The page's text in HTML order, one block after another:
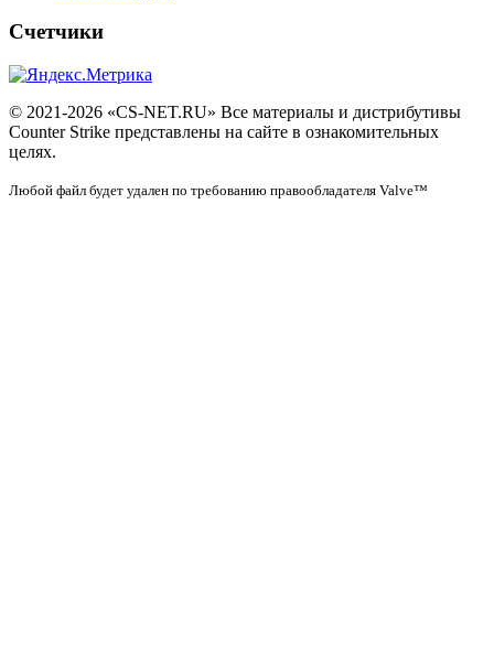
Счетчики
© 2021-2026 «CS-NET.RU» Все материалы и дистрибутивы
Counter Strike представлены на сайте в ознакомительных
целях.
Любой файл будет удален по требованию правообладателя Valve™